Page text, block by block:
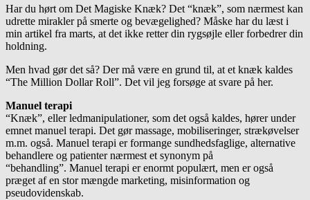
Har du hørt om Det Magiske Knæk? Det “knæk”, som nærmest kan
udrette mirakler på smerte og bevægelighed? Måske har du læst i
min artikel fra marts, at det ikke retter din rygsøjle eller forbedrer din
holdning.
Men hvad gør det så? Der må være en grund til, at et knæk kaldes
“The Million Dollar Roll”. Det vil jeg forsøge at svare på her.
Manuel terapi
“Knæk”, eller ledmanipulationer, som det også kaldes, hører under
emnet manuel terapi. Det gør massage, mobiliseringer, strækøvelser
m.m. også. Manuel terapi er formange sundhedsfaglige, alternative
behandlere og patienter nærmest et synonym på
“behandling”. Manuel terapi er enormt populært, men er også
præget af en stor mængde marketing, misinformation og
pseudovidenskab.